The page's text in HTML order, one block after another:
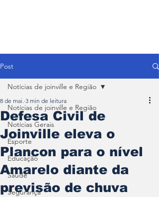
Post
Notícias de joinville e Região
Notícias Gerais
Esporte
Educação
Saúde
Segurança
Notícias de joinville e Região
Defesa Civil de
Joinville eleva o
Plancon para o nível
Amarelo diante da
previsão de chuva
8 de mai. 3 min de leitura